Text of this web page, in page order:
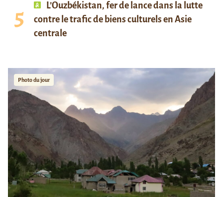
L’Ouzbékistan, fer de lance dans la lutte
contre le trafic de biens culturels en Asie
centrale
Photo du jour